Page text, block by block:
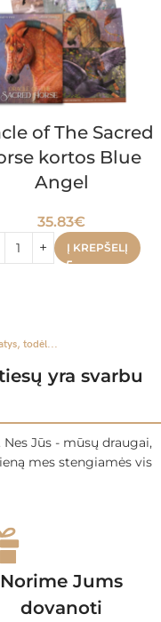
of The Sacred
kortos Blue
Angel
35.83€
Į KREPŠELĮ
todėl...
yra svarbu
Jūs - mūsų draugai,
mes stengiamės vis
Norime Jums
dovanoti